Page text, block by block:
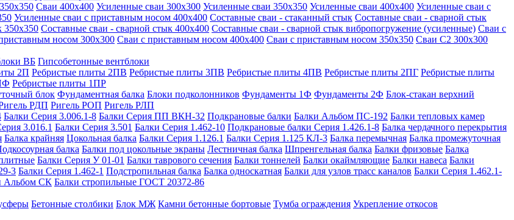
Сваи 400х400 Усиленные сваи 300х300 Усиленные сваи 350х350 Усиленные сваи 400х400 Усиленные сваи с
Усиленные сваи с приставным носом 400х400 Составные сваи - стаканный стык Составные сваи - сварной стык
350х350 Составные сваи - сварной стык 400х400 Составные сваи - сварной стык вибропогружение (усиленные) Сваи с
носом 300х300 Сваи с приставным носом 400х400 Сваи с приставным носом 350х350 Сваи С2 300х300
ВБ Гипсобетонные вентблоки
2П Ребристые плиты 2ПВ Ребристые плиты 3ПВ Ребристые плиты 4ПВ Ребристые плиты 2ПГ Ребристые плиты
Ребристые плиты 1ПР
блок Фундаментная балка Блоки подколонников Фундаменты 1Ф Фундаменты 2Ф Блок-стакан верхний
РДП Ригель РОП Ригель РЛП
Балки Серия 3.006.1-8 Балки Серия ПП ВКН-32 Подкрановые балки Балки Альбом ПС-192 Балки тепловых камер
3.016.1 Балки Серия 3.501 Балки Серия 1.462-10 Подкрановые балки Серия 1.426.1-8 Балка чердачного перекрытия
Балка крайняя Цокольная балка Балки Серия 1.126.1 Балки Серия 1.125 КЛ-3 Балка перемычная Балка промежуточная
балка Балки под цокольные экраны Лестничная балка Шпренгельная балка Балки фризовые Балка
Балки Серия У 01-01 Балки таврового сечения Балки тоннелей Балки окаймляющие Балки навеса Балки
3 Балки Серия 1.462-1 Подстропильная балка Балка односкатная Балки для узлов трасс каналов Балки Серия 1.462.1-
Альбом СК Балки стропильные ГОСТ 20372-86
Бетонные столбики Блок МЖ Камни бетонные бортовые Тумба ограждения Укрепление откосов